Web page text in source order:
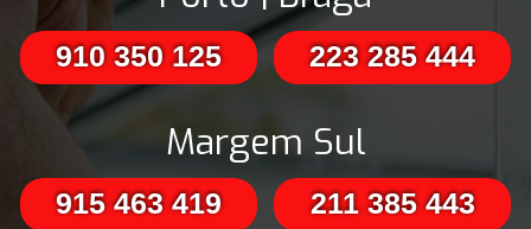
910 350 125 223 285 444
Margem Sul
915 463 419 211 385 443